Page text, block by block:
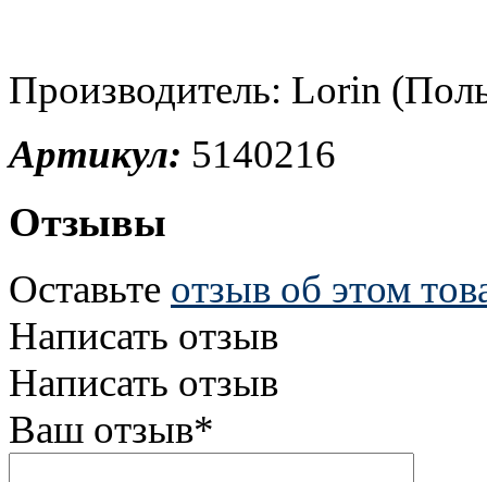
Производитель: Lorin
Артикул: 5140216
Отзывы
Оставьте отзыв об этом
Написать отзыв
Написать отзыв
Ваш отзыв*